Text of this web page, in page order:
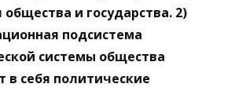
общества и государства. 2)
подсистема
системы общества
в себя политические